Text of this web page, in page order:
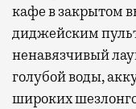
кафе в закрытом
диджейским
ненавязчивый
голубой воды,
широких